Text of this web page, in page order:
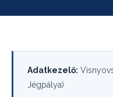
Adatkezelő:
Jégpálya)